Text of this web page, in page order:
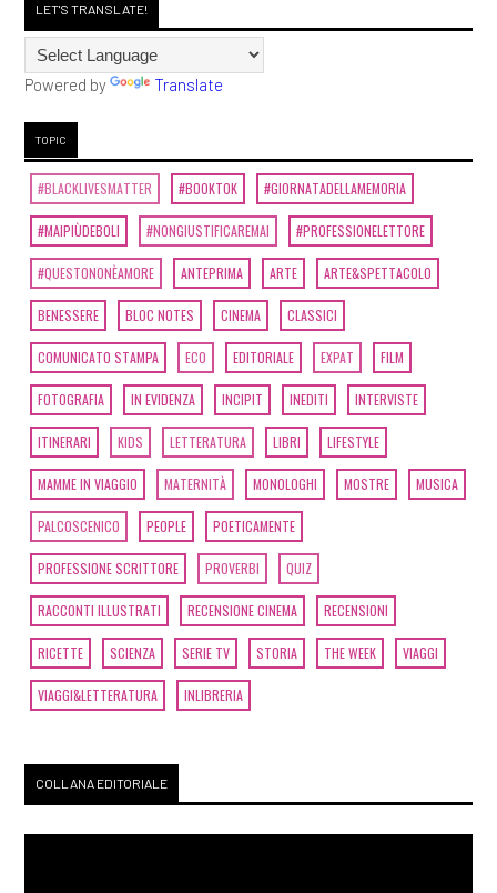
LET'S TRANSLATE!
Powered by Translate
TOPIC
#BLACKLIVESMATTER #BOOKTOK #GIORNATADELLAMEMORIA
#MAIPIÙDEBOLI #NONGIUSTIFICAREMAI #PROFESSIONELETTORE
#QUESTONONÈAMORE ANTEPRIMA ARTE ARTE&SPETTACOLO
BENESSERE BLOC NOTES CINEMA CLASSICI
COMUNICATO STAMPA ECO EDITORIALE EXPAT FILM
FOTOGRAFIA IN EVIDENZA INCIPIT INEDITI INTERVISTE
ITINERARI KIDS LETTERATURA LIBRI LIFESTYLE
MAMME IN VIAGGIO MATERNITÀ MONOLOGHI MOSTRE MUSICA
PALCOSCENICO PEOPLE POETICAMENTE
PROFESSIONE SCRITTORE PROVERBI QUIZ
RACCONTI ILLUSTRATI RECENSIONE CINEMA RECENSIONI
RICETTE SCIENZA SERIE TV STORIA THE WEEK VIAGGI
VIAGGI&LETTERATURA INLIBRERIA
COLLANA EDITORIALE